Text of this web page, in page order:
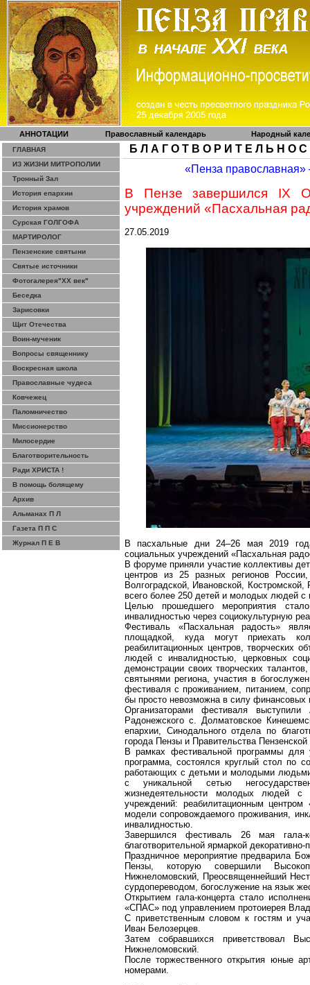
АННОТАЦИИ Православный календарь Народный
ГЛАВНАЯ
ИЗ ЖИЗНИ МИТРОПОЛИИ
Тронный Зал
История епархии
История храмов
Сурская ГОЛГОФА
МАРТИРОЛОГ
Пензенские святыни
Святые источники
Фотогалерея"ХХ век"
Беседка
Зарисовки
Щит Отечества
Воин-мученик
Вопросы священнику
Воскресная школа
Православные чудеса
Ковчежец
Паломничество
Миссионерство
Милосердие
Благотворительность
Ради ХРИСТА !
В помощь болящему
Архив
Альманах П Л
Газета П П С
Журнал П Е В
Б Л А Г О Т В О Р И Т Е Л Ь Н О С
«Пенза православная»
В Пензе завершился IX
учреждений «Пасхальная
27.05.2019
В пасхальные дни 24–26 мая 2019
социальных учреждений «Пасхальная
В форуме приняли участие коллективы
центров из 25 разных регионов
Волгоградской, Ивановской,
всего более 250 детей и молодых людей с
Целью прошедшего мероприятия
инвалидностью через социокультурную
Фестиваль «Пасхальная радость»
площадкой, куда могут приехать
реабилитационных центров, творческих
людей с инвалидностью, церковных
демонстрации своих творческих
святынями региона, участия в
фестиваля с проживанием, питанием,
бы просто невозможна в силу финансовых
Организаторами фестиваля
Радонежского с.Долматовское
епархии, Синодального отдела по
города Пензы и Правительства Пензенской
В рамках фестивальной программы для
программа, состоялся круглый стол по
работающих с детьми и молодыми
с уникальной сетью
жизнедеятельности молодых людей с
учреждений: реабилитационным
модели сопровождаемого проживания,
инвалидностью.
Завершился фестиваль 26 мая гала-
благотворительной ярмаркой декоративно-
Праздничное мероприятие предварила
Пензы, которую совершили
Нижнеломовский, Преосвященнейший
сурдопереводом, богослужение на язык
Открытием гала-концерта стало
«СПАС» под управлением протоиерея
С приветственным словом к гостям и
Иван Белозерцев.
Затем собравшихся приветствовал
Нижнеломовский.
После торжественного открытия юные
номерами.